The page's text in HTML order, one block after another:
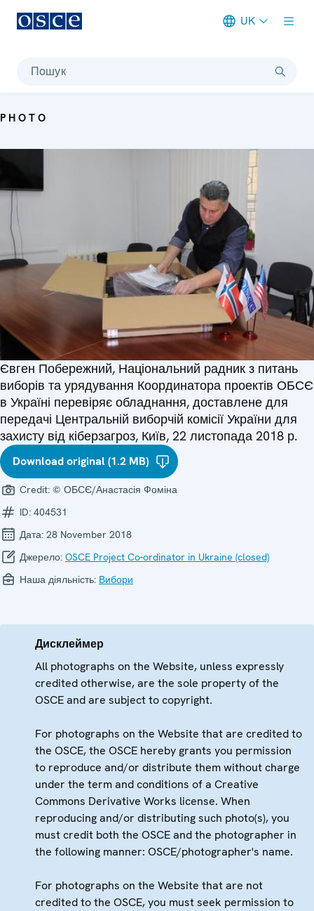
UK
Пошук
PHOTO
Євген Побережний, Національний радник з питань
виборів та урядування Координатора проектів ОБСЄ
в Україні перевіряє обладнання, доставлене для
передачі Центральній виборчій комісії України для
захисту від кіберзагроз, Київ, 22 листопада 2018 р.
Download original (1.2 MB)
Credit: © ОБСЄ/Анастасія Фоміна
ID: 404531
Дата: 28 November 2018
Джерело: OSCE Project Co-ordinator in Ukraine (closed)
Наша діяльність: Вибори
Дисклеймер
All photographs on the Website, unless expressly
credited otherwise, are the sole property of the
OSCE and are subject to copyright.
For photographs on the Website that are credited to
the OSCE, the OSCE hereby grants you permission
to reproduce and/or distribute them without charge
under the term and conditions of a Creative
Commons Derivative Works license. When
reproducing and/or distributing such photo(s), you
must credit both the OSCE and the photographer in
the following manner: OSCE/photographer's name.
For photographs on the Website that are not
credited to the OSCE, you must seek permission to